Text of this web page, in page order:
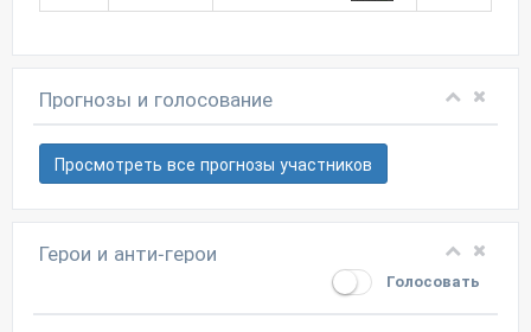
Прогнозы и голосование
Просмотреть все прогнозы участников
Герои и анти-герои
Голосовать